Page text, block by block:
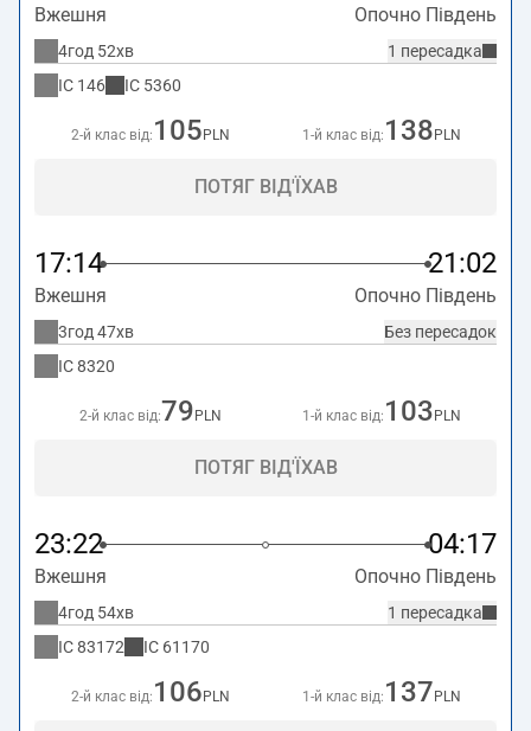
Вжешня Опочно Південь
1 пересадка
4год 52хв
IC 146 IC 5360
2-й клас від: 105 PLN 1-й клас від: 138 PLN
ПОТЯГ ВІД'ЇХАВ
17:14 21:02
Вжешня Опочно Південь
Без пересадок
3год 47хв
IC8320
2-й клас від:79 PLN 1-й клас від: 103 PLN
ПОТЯГ ВІД'ЇХАВ
23:22 04:17
Вжешня Опочно Південь
1 пересадка
4год 54хв
IC83172 IC 61170
2-й клас від: 106 PLN 1-й клас від: 137 PLN